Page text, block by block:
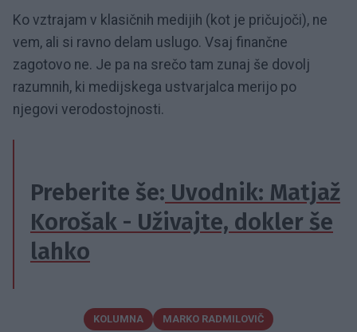
Ko vztrajam v klasičnih medijih (kot je pričujoči), ne
vem, ali si ravno delam uslugo. Vsaj finančne
zagotovo ne. Je pa na srečo tam zunaj še dovolj
razumnih, ki medijskega ustvarjalca merijo po
njegovi verodostojnosti.
Preberite še: Uvodnik: Matjaž
Korošak - Uživajte, dokler še
lahko
KOLUMNA MARKO RADMILOVIČ